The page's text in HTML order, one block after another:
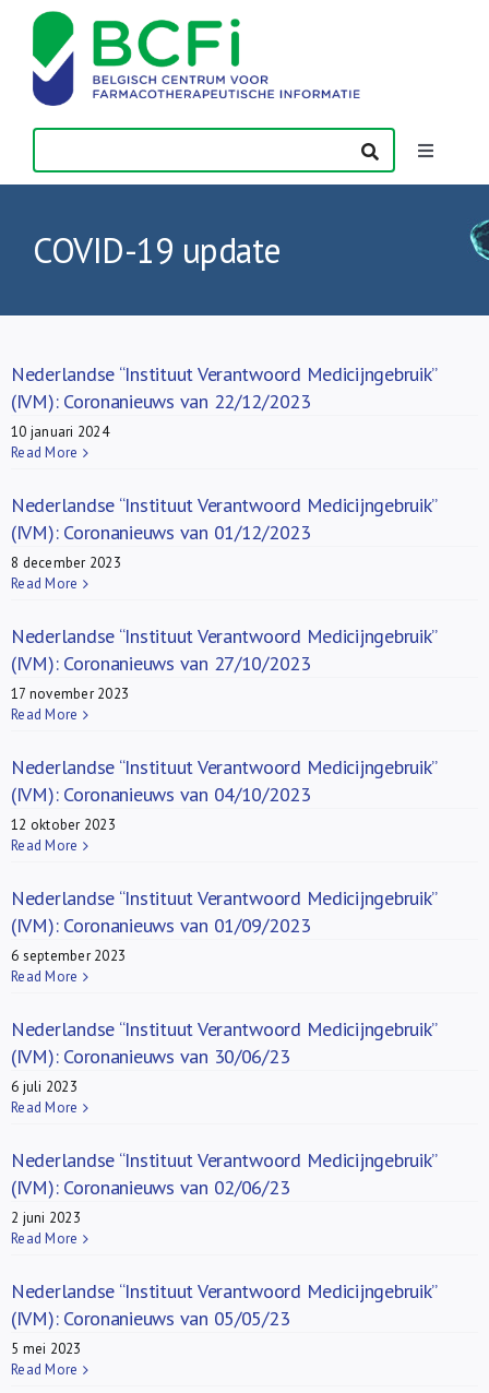
content
Toggle
Contact
Over ons
FR
COVID-19 update
Nederlandse “Instituut Verantwoord Medicijngebruik”
(IVM): Coronanieuws van 22/12/2023
10 januari 2024
Read More
Nederlandse “Instituut Verantwoord Medicijngebruik”
(IVM): Coronanieuws van 01/12/2023
8 december 2023
Read More
Nederlandse “Instituut Verantwoord Medicijngebruik”
(IVM): Coronanieuws van 27/10/2023
17 november 2023
Read More
Nederlandse “Instituut Verantwoord Medicijngebruik”
(IVM): Coronanieuws van 04/10/2023
12 oktober 2023
Read More
Nederlandse “Instituut Verantwoord Medicijngebruik”
(IVM): Coronanieuws van 01/09/2023
6 september 2023
Read More
Nederlandse “Instituut Verantwoord Medicijngebruik”
(IVM): Coronanieuws van 30/06/23
6 juli 2023
Read More
Nederlandse “Instituut Verantwoord Medicijngebruik”
(IVM): Coronanieuws van 02/06/23
2 juni 2023
Read More
Nederlandse “Instituut Verantwoord Medicijngebruik”
(IVM): Coronanieuws van 05/05/23
5 mei 2023
Read More